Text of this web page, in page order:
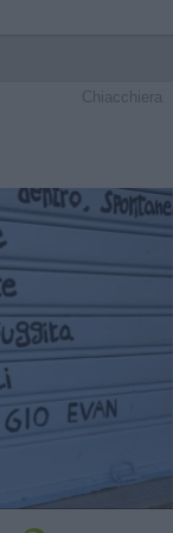
Chiacchiera